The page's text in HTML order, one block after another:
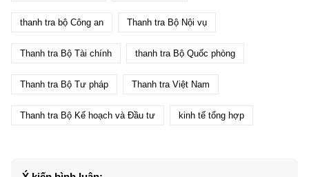
thanh tra bộ Công an Thanh tra Bộ Nội vụ
Thanh tra Bộ Tài chính thanh tra Bộ Quốc phòng
Thanh tra Bộ Tư pháp Thanh tra Việt Nam
Thanh tra Bộ Kế hoạch và Đầu tư kinh tế tổng hợp